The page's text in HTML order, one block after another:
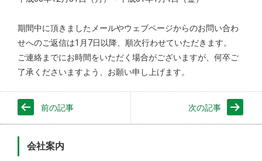
期間中に頂きましたメールやウェブページからのお問い合わ
せへのご返信は1月7日以降、順次行わせていただきます。
ご連絡までにお時間をいただく場合がございますが、何卒ご
了承くださいますよう、お願い申し上げます。
前の記事 次の記事
会社案内